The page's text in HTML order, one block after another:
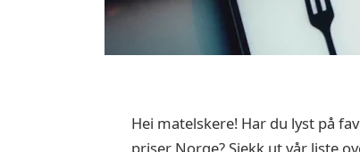
Hei matelskere! Har du lyst på